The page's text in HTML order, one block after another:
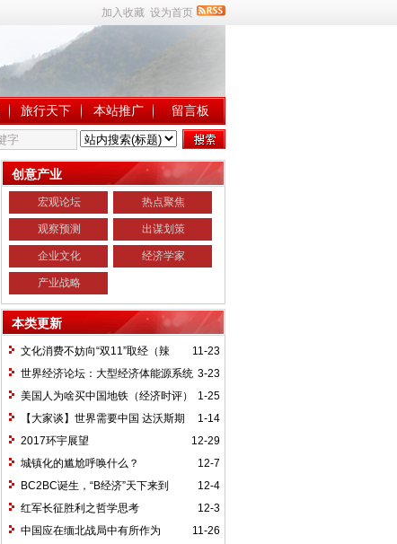
加入收藏 设为首页
旅行天下 本站推广 留言板
创意产业
宏观论坛 热点聚焦
观察预测 出谋划策
企业文化 经济学家
产业战略
本类更新
11-23
文化消费不妨向“双11”取经（辣
评）
3-23
世界经济论坛：大型经济体能源系统
挑战更为严峻
1-25
美国人为啥买中国地铁（经济时评）
1-14
【大家谈】世界需要中国 达沃斯期
待中国方案
12-29
2017环宇展望
12-7
城镇化的尴尬呼唤什么？
12-4
BC2BC诞生，“B经济”天下来到
12-3
红军长征胜利之哲学思考
11-26
中国应在缅北战局中有所作为